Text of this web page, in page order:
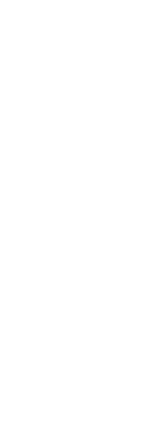
à comprendre !
lire les
de livres
permettra de
au
parce que
le prix des